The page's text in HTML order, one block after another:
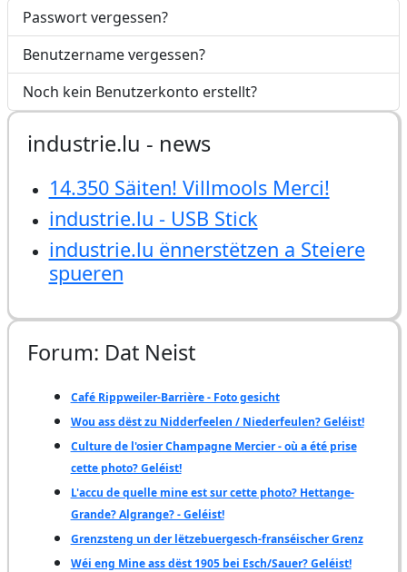
Passwort vergessen?
Benutzername vergessen?
Noch kein Benutzerkonto erstellt?
industrie.lu - news
14.350 Säiten! Villmools Merci!
industrie.lu - USB Stick
industrie.lu ënnerstëtzen a Steiere
spueren
Forum: Dat Neist
Café Rippweiler-Barrière - Foto gesicht
Wou ass dëst zu Nidderfeelen / Niederfeulen? Geléist!
Culture de l'osier Champagne Mercier - où a été prise
cette photo? Geléist!
L'accu de quelle mine est sur cette photo? Hettange-
Grande? Algrange? - Geléist!
Grenzsteng un der lëtzebuergesch-franséischer Grenz
Wéi eng Mine ass dëst 1905 bei Esch/Sauer? Geléist!